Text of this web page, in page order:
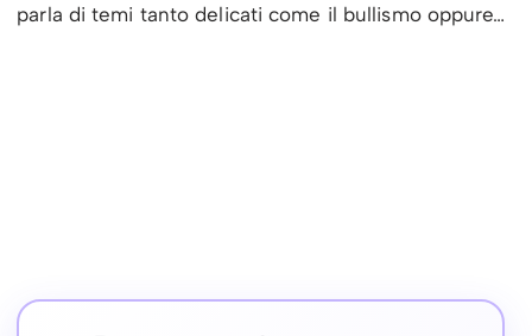
parla di temi tanto delicati come il bullismo oppure…